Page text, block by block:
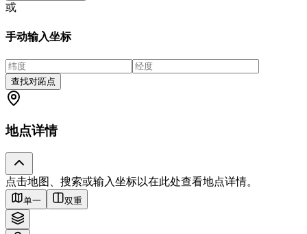
或
手动输入坐标
查找对跖点
地点详情
点击地图、搜索或输入坐标以在此处查看地点详情。
Tiles © Esri — Source: Esri, i-cubed, USDA, USGS, AEX, GeoEye,
Getmapping, Aerogrid, IGN, IGP, UPR-EGP, and the GIS User Community
单一 双重